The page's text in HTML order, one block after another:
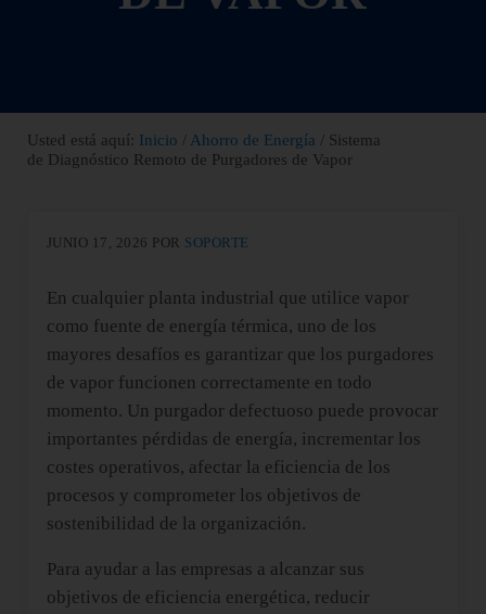
Usted está aquí: Inicio / Ahorro de Energía / Sistema
de Diagnóstico Remoto de Purgadores de Vapor
JUNIO 17, 2026 POR SOPORTE
En cualquier planta industrial que utilice vapor
como fuente de energía térmica, uno de los
mayores desafíos es garantizar que los purgadores
de vapor funcionen correctamente en todo
momento. Un purgador defectuoso puede provocar
importantes pérdidas de energía, incrementar los
costes operativos, afectar la eficiencia de los
procesos y comprometer los objetivos de
sostenibilidad de la organización.
Para ayudar a las empresas a alcanzar sus
objetivos de eficiencia energética, reducir